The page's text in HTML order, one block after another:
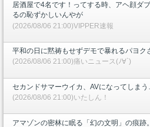
居酒屋で4名です！ってする時、アヘ顔ダ
るの恥ずかしいんやが
(2026/08/06 21:00)VIPPER速報
平和の日に黙祷もせずデモで暴れるパヨク
(2026/08/06 21:00)痛いニュース(ﾉ∀`)
セカンドサマーウイカ、AVになってしま
(2026/08/06 21:00)いたしん！
アマゾンの密林に眠る「幻の文明」の痕跡